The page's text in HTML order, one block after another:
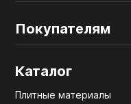
Покупателям
Каталог
Плитные материалы